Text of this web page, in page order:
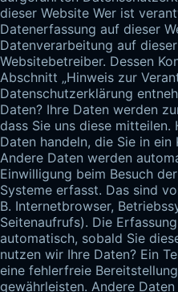
dieser Website Wer ist
Datenerfassung auf dieser
Datenverarbeitung auf
Websitebetreiber. Dessen
Abschnitt „Hinweis zur
Datenschutzerklärung
Daten? Ihre Daten werden
dass Sie uns diese mitteilen.
Daten handeln, die Sie in
Andere Daten werden
Einwilligung beim Besuch
Systeme erfasst. Das sind
B. Internetbrowser,
Seitenaufrufs). Die
automatisch, sobald Sie
nutzen wir Ihre Daten? Ein
eine fehlerfreie
gewährleisten. Andere